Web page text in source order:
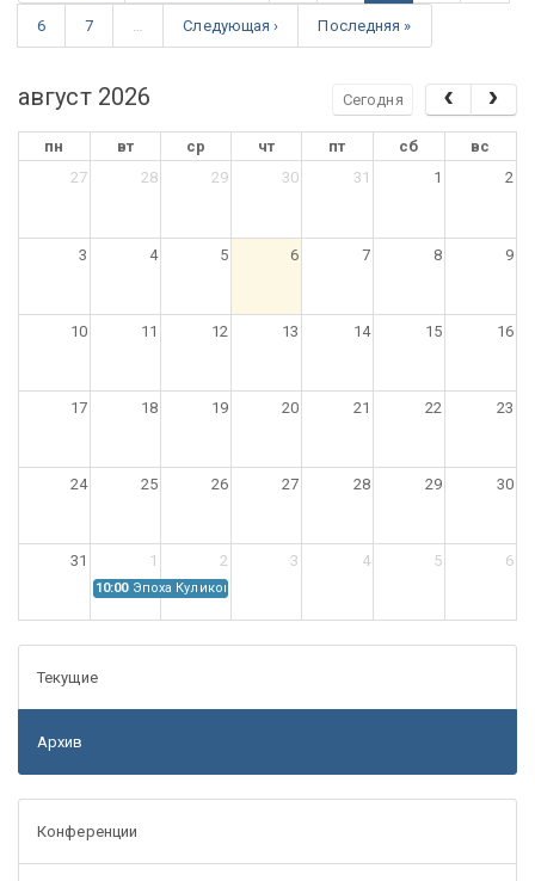
6 7 Следующая › Последняя »
август 2026 Сегодня
пн вт ср чт пт сб
вс
27
28 29 30 31 1 2
3 4 5 6 7 8 9
10 11 12 13 14 15 16
17 18 19 20 21 22 23
24 25 26 27 28 29 30
31 1 2 3 4 5 6
10:00 Эпоха Куликовской битвы: Проблемы источниковедения
Текущие
Архив
Конференции